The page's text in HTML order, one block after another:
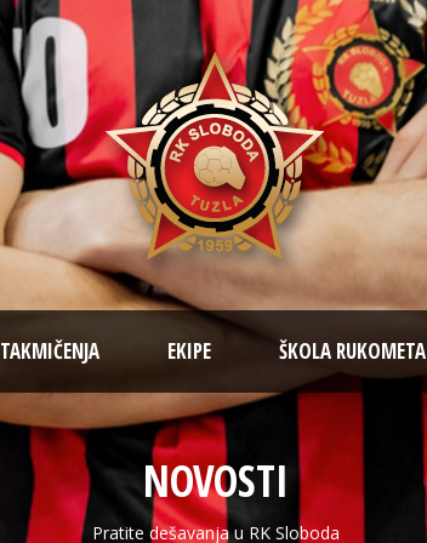
TAKMIČENJA EKIPE ŠKOLA RUKOMETA
NOVOSTI
Pratite dešavanja u RK Sloboda